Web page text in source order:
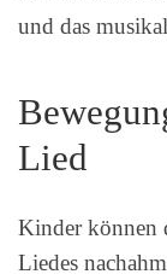
und das
Lied
Kinder können
Liedes